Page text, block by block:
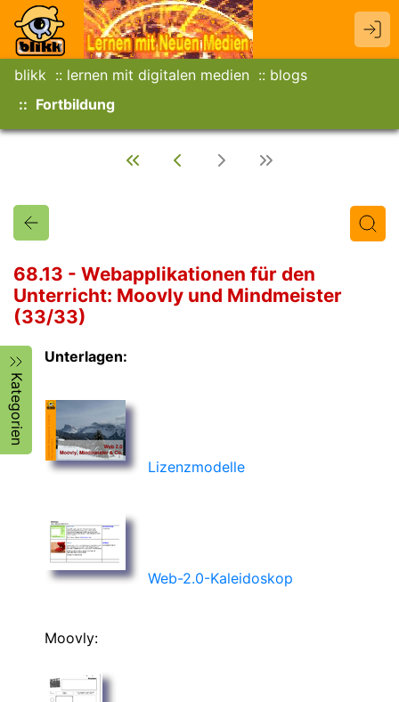
blikk lernen mit digitalen medien
blogs
Fortbildung
Titel
68.13 - Webapplikationen für den
Unterricht: Moovly und Mindmeister
(33/33)
Kategorien
Unterlagen:
Lizenzmodelle
Web-2.0-Kaleidoskop
Moovly: